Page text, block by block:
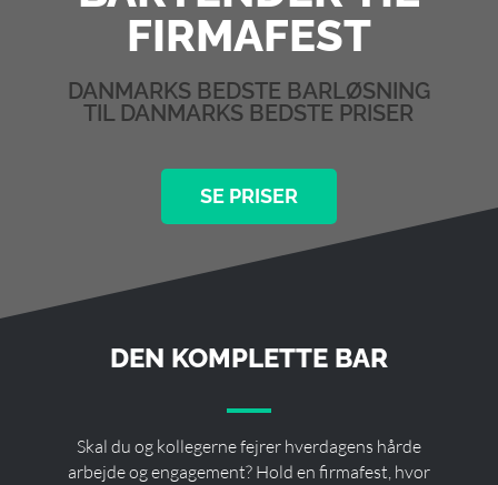
FIRMAFEST
DANMARKS BEDSTE BARLØSNING
TIL DANMARKS BEDSTE PRISER
SE PRISER
DEN KOMPLETTE BAR
Skal du og kollegerne fejrer hverdagens hårde
arbejde og engagement? Hold en firmafest, hvor